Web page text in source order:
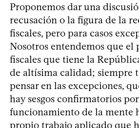
Proponemos dar una
recusación o la figura de la
fiscales, pero para casos
Nosotros entendemos que el
fiscales que tiene la
de altísima calidad; siempre
pensar en las excepciones,
hay sesgos confirmatorios
funcionamiento de la mente
propio trabajo aplicado que